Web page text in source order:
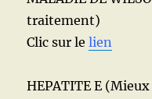
traitement)
Clic sur lelien
HEPATITE E